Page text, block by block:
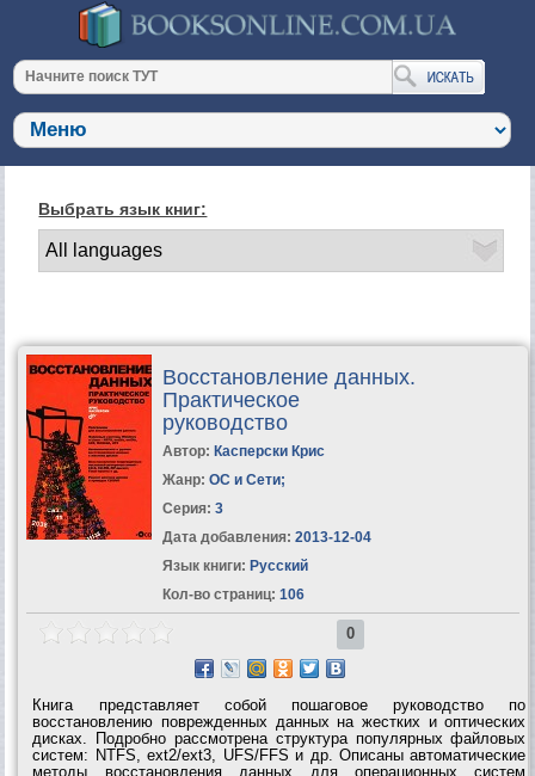
Выбрать язык книг:
Восстановление данных.
Практическое
руководство
Автор: Касперски Крис
Жанр: ОС и Сети;
Серия: 3
Дата добавления: 2013-12-04
Язык книги: Русский
Кол-во страниц: 106
0
Книга представляет собой пошаговое руководство по
восстановлению поврежденных данных на жестких и оптических
дисках. Подробно рассмотрена структура популярных файловых
систем: NTFS, ext2/ext3, UFS/FFS и др. Описаны автоматические
методы восстановления данных для операционных систем